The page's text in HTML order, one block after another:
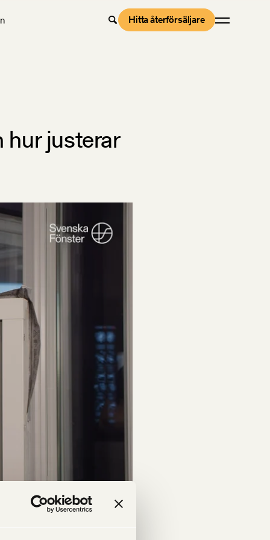
Hitta återförsäljare
justerar